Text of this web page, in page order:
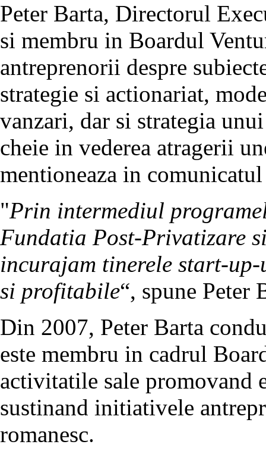
Peter Barta, Directorul
si membru in Boardul
antreprenorii despre
strategie si actionariat,
vanzari, dar si strategia
cheie in vederea atragerii
mentioneaza in comunicatul
"Prin intermediul
Fundatia Post-Privatizare
incurajam tinerele start-
si profitabile“, spune Peter
Din 2007, Peter Barta
este membru in cadrul
activitatile sale promovand
sustinand initiativele
romanesc.